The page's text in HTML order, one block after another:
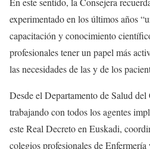
experimentado en los últimos años
capacitación y conocimiento
profesionales tener un papel más
las necesidades de las y de los
Desde el Departamento de Salud del
trabajando con todos los agentes
este Real Decreto en Euskadi,
colegios profesionales de